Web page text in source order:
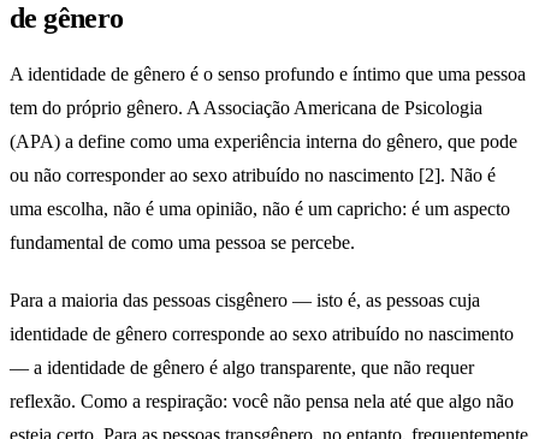
de gênero
A identidade de gênero é o senso profundo e íntimo que uma pessoa
tem do próprio gênero. A Associação Americana de Psicologia
(APA) a define como uma experiência interna do gênero, que pode
ou não corresponder ao sexo atribuído no nascimento [2]. Não é
uma escolha, não é uma opinião, não é um capricho: é um aspecto
fundamental de como uma pessoa se percebe.
Para a maioria das pessoas cisgênero — isto é, as pessoas cuja
identidade de gênero corresponde ao sexo atribuído no nascimento
— a identidade de gênero é algo transparente, que não requer
reflexão. Como a respiração: você não pensa nela até que algo não
esteja certo. Para as pessoas transgênero, no entanto, frequentemente